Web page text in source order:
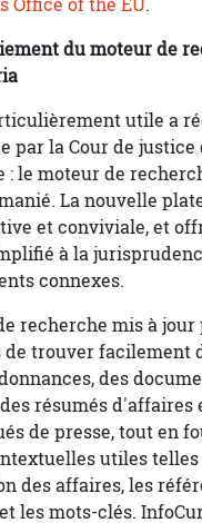
du moteur de
utile a
par la Cour de
: le moteur de
La nouvelle
et conviviale, et
à la
connexes.
recherche mis à
trouver facilement
des
résumés d'affaires
de presse, tout en
utiles telles
des affaires, les
les mots-clés.